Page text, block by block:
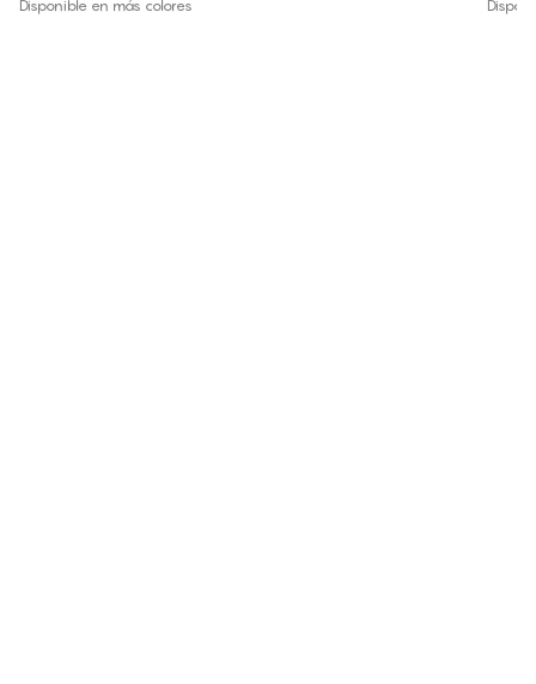
Disponible en más colores